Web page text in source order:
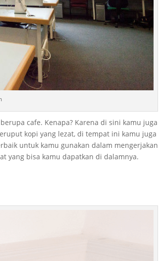
cafe. Kenapa? Karena di sini kamu juga
kopi yang lezat, di tempat ini kamu juga
untuk kamu gunakan dalam mengerjakan
yang bisa kamu dapatkan di dalamnya.